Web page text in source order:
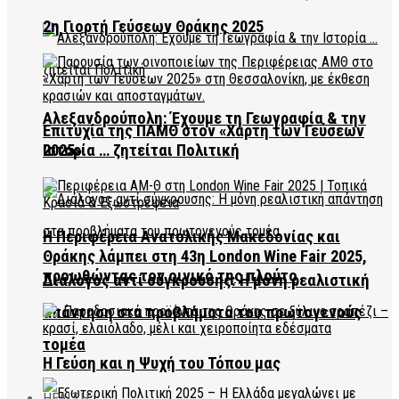
Αλεξανδρούπολη: Έχουμε τη Γεωγραφία & την
Ιστορία … ζητείται Πολιτική
Διάλογος αντί σύγκρουσης: Η μόνη ρεαλιστική
απάντηση στα προβλήματα του πρωτογενούς
τομέα
2η Γιορτή Γεύσεων Θράκης 2025
Επιτυχία της ΠΑΜΘ στον «Χάρτη των Γεύσεων
2025»
Η Περιφέρεια Ανατολικής Μακεδονίας και
Θράκης λάμπει στη 43η London Wine Fair 2025,
προωθώντας τον οινικό της πλούτο
Η Γεύση και η Ψυχή του Τόπου μας